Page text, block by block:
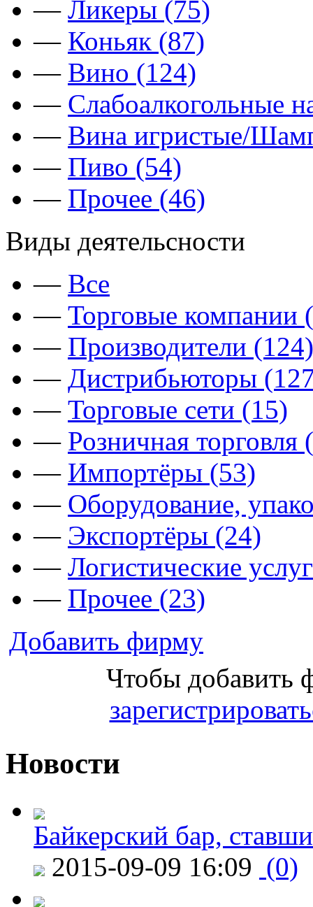
— Ликеры (75)
— Коньяк (87)
— Вино (124)
— Слабоалкогольные
— Вина игристые/
— Пиво (54)
— Прочее (46)
Виды деятельсности
— Все
— Торговые компании
— Производители (124)
— Дистрибьюторы
— Торговые сети (15)
— Розничная торговля
— Импортёры (53)
— Оборудование,
— Экспортёры (24)
— Логистические
— Прочее (23)
Добавить фирму
Чтобы добавить
Новости
Байкерский бар,
2015-09-09 16:09 (0)